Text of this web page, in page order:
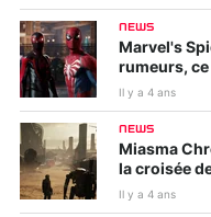
NEWS
Marvel's
rumeurs, ce
Il y a 4 ans
NEWS
Miasma
la croisée
Il y a 4 ans